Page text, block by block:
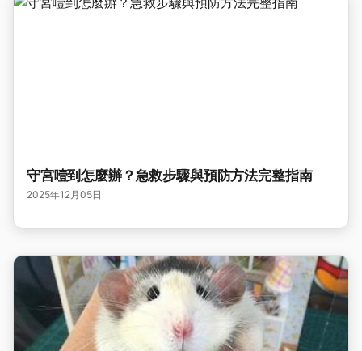
守宮噎到怎麼辦？急救步驟與預防方法完整指南
2025年12月05日